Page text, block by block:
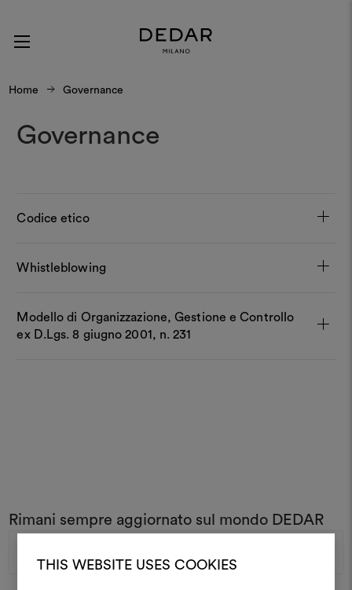
THIS WEBSITE USES COOKIES
Home Governance
Governance
Codice etico
Whistleblowing
Modello di Organizzazione, Gestione e Controllo
ex D.Lgs. 8 giugno 2001, n. 231
Rimani sempre aggiornato sul mondo DEDAR